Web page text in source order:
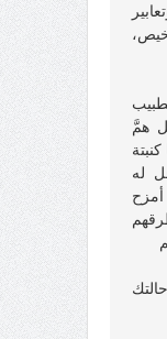
همَّ
له
أمزح